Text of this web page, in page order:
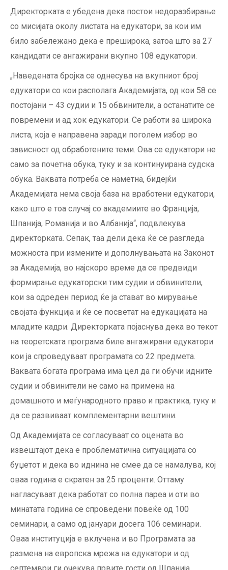
Директорката е убедена дека постои недоразбирање
со мисијата околу листата на едукатори, за кои им
било забележано дека е преширока, затоа што за 27
кандидати се ангажирани вкупно 108 едукатори.
„Наведената бројка се однесува на вкупниот број
едукатори со кои располага Академијата, од кои 58 се
постојани – 43 судии и 15 обвинители, а останатите се
повремени и ад хок едукатори. Се работи за широка
листа, која е направена заради поголем избор во
зависност од обработените теми. Ова се едукатори не
само за почетна обука, туку и за континуирана судска
обука. Ваквата потреба се наметна, бидејќи
Академијата нема своја база на вработени едукатори,
како што е тоа случај со академиите во Франција,
Шпанија, Романија и во Албанија“, подвлекува
директорката. Сепак, таа дели дека ќе се разгледа
можноста при измените и дополнувањата на Законот
за Академија, во најскоро време да се предвиди
формирање едукаторски тим судии и обвинители,
кои за одреден период ќе ја стават во мирување
својата функција и ќе се посветат на едукацијата на
младите кадри. Директорката појаснува дека во текот
на теоретската програма биле ангажирани едукатори
кои ја спроведуваат програмата со 22 предмета.
Ваквата богата програма има цел да ги обучи идните
судии и обвинители не само на примена на
домашното и меѓународното право и практика, туку и
да се развиваат комплементарни вештини.
Од Академијата се согласуваат со оцената во
извештајот дека е проблематична ситуацијата со
буџетот и дека во иднина не смее да се намалува, кој
оваа година е скратен за 25 проценти. Оттаму
нагласуваат дека работат со полна пареа и оти во
минатата година се спроведени повеќе од 100
семинари, а само од јануари досега 106 семинари.
Оваа институција е вклучена и во Програмата за
размена на европска мрежа на едукатори и од